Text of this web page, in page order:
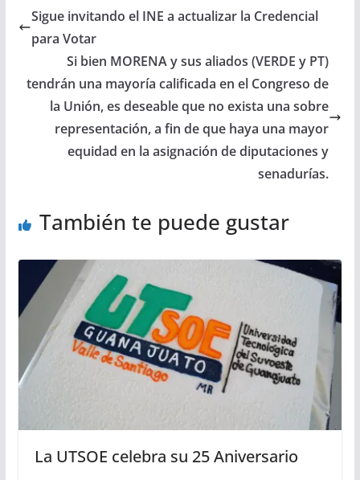
Sigue invitando el INE a actualizar la Credencial
para Votar
Si bien MORENA y sus aliados (VERDE y PT)
tendrán una mayoría calificada en el Congreso de
la Unión, es deseable que no exista una sobre
representación, a fin de que haya una mayor
equidad en la asignación de diputaciones y
senadurías.
También te puede gustar
La UTSOE celebra su 25 Aniversario